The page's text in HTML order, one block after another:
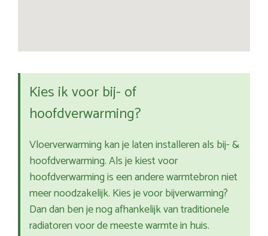
Kies ik voor bij- of
hoofdverwarming?
Vloerverwarming kan je laten installeren als bij- &
hoofdverwarming. Als je kiest voor
hoofdverwarming is een andere warmtebron niet
meer noodzakelijk. Kies je voor bijverwarming?
Dan dan ben je nog afhankelijk van traditionele
radiatoren voor de meeste warmte in huis.